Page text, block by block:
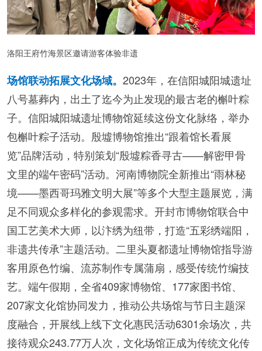
洛阳王府竹海景区邀请游客体验非遗
场馆联动拓展文化场域。 2023年，在信阳城阳城遗址
八号墓葬内，出土了迄今为止发现的最古老的槲叶粽
子。信阳城阳城遗址博物馆延续这份文化脉络，举办
包槲叶粽子活动。殷墟博物馆推出“跟着馆长看展
览”品牌活动，特别策划“殷墟粽香寻古——解密甲骨
文里的端午密码”活动。河南博物院全新推出“雨林秘
境——墨西哥玛雅文明大展”等多个大型主题展览，满
足不同观众多样化的参观需求。开封市博物馆联合中
国工艺美术大师，以汴绣为纽带，打造“五彩绣端阳，
非遗共传承”主题活动。二里头夏都遗址博物馆指导游
客用原色竹编、流苏制作专属蒲扇，感受传统竹编技
艺。端午假期，全省409家博物馆、177家图书馆、
207家文化馆协同发力，推动公共场馆与节日主题深
度融合，开展线上线下文化惠民活动6301余场次，共
接待观众243.77万人次，文化场馆正成为传统文化传